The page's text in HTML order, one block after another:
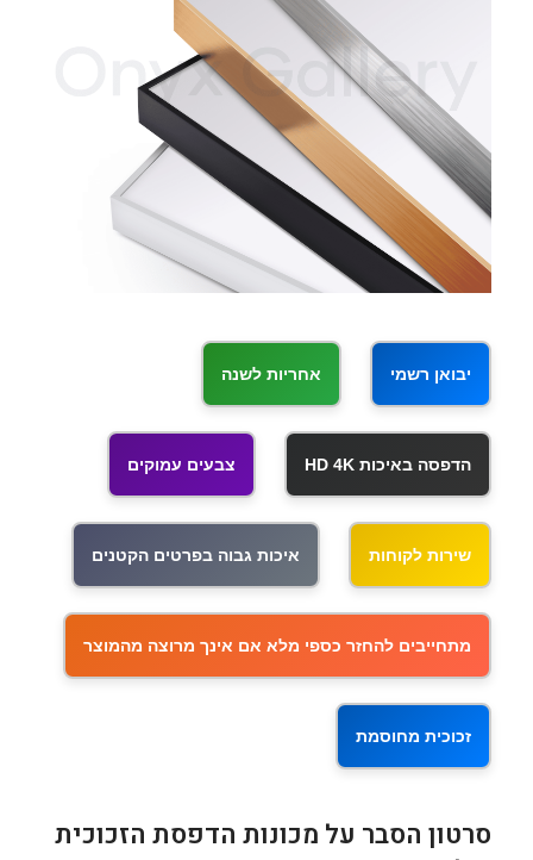
יבואן רשמי אחריות לשנה
הדפסה באיכות HD 4K צבעים עמוקים
שירות לקוחות איכות גבוה בפרטים הקטנים
מתחייבים להחזר כספי מלא אם אינך מרוצה מהמוצר
זכוכית מחוסמת
סרטון הסבר על מכונות הדפסת הזכוכית